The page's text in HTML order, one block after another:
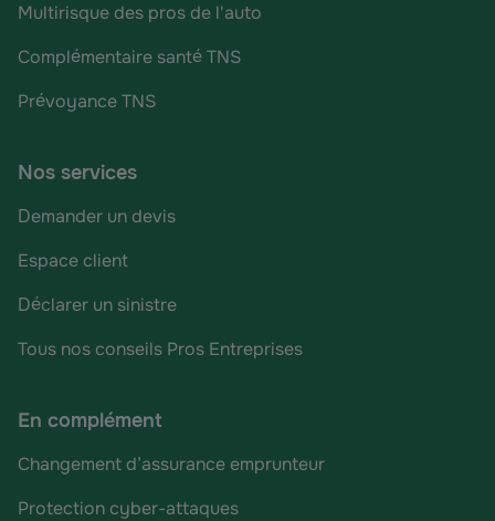
Multirisque des pros de l'auto
Complémentaire santé TNS
Prévoyance TNS
Nos services
Demander un devis
Espace client
Déclarer un sinistre
Tous nos conseils Pros Entreprises
En complément
Changement d’assurance emprunteur
Protection cyber-attaques